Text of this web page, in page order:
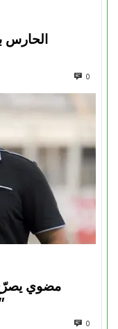
الحارس
0
مضوي
الجزائرية في
0